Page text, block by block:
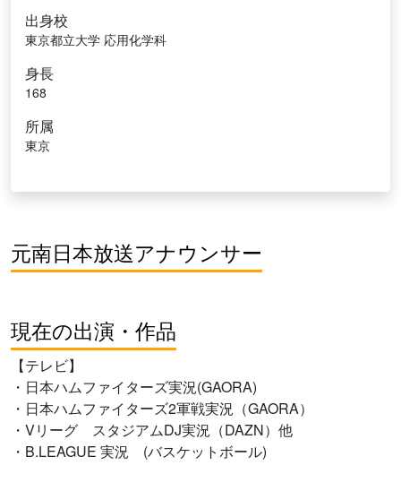
出身校
東京都立大学 応用化学科
身長
168
所属
東京
元南日本放送アナウンサー
現在の出演・作品
【テレビ】
・日本ハムファイターズ実況(GAORA)
・日本ハムファイターズ2軍戦実況（GAORA）
・Vリーグ スタジアムDJ実況（DAZN）他
・B.LEAGUE 実況 (バスケットボール)